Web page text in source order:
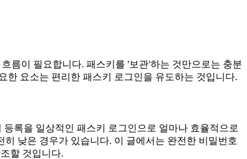
흐름이 필요합니다. 패스키를 '보관'하는 것만으로는 충분
한 요소는 편리한 패스키 로그인을 유도하는 것입니다.
록을 일상적인 패스키 로그인으로 얼마나 효율적으로
낮은 경우가 있습니다. 이 글에서는 완전한 비밀번호
할 것입니다.